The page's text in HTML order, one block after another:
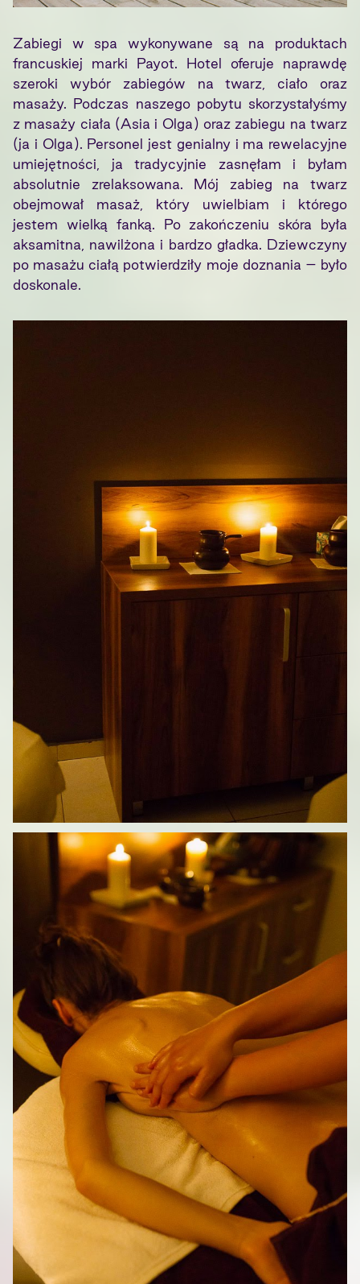
Zabiegi w spa wykonywane są na produktach
francuskiej marki Payot. Hotel oferuje naprawdę
szeroki wybór zabiegów na twarz, ciało oraz
masaży. Podczas naszego pobytu skorzystałyśmy
z masaży ciała (Asia i Olga) oraz zabiegu na twarz
(ja i Olga). Personel jest genialny i ma rewelacyjne
umiejętności, ja tradycyjnie zasnęłam i byłam
absolutnie zrelaksowana. Mój zabieg na twarz
obejmował masaż, który uwielbiam i którego
jestem wielką fanką. Po zakończeniu skóra była
aksamitna, nawilżona i bardzo gładka. Dziewczyny
po masażu ciałą potwierdziły moje doznania – było
doskonale.